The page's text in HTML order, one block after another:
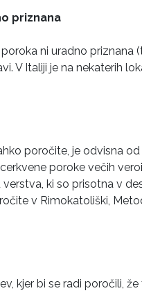
priznana
ni uradno
V Italiji je na nekaterih
poročite, je odvisna
poroke večih
ki so prisotna v
v Rimokatoliški,
kjer bi se radi poročili,